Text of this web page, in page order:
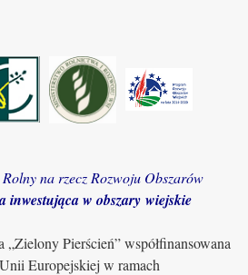
na rzecz Rozwoju Obszarów
inwestująca w obszary wiejskie
„Zielony Pierścień” współfinansowana
Europejskiej w ramach